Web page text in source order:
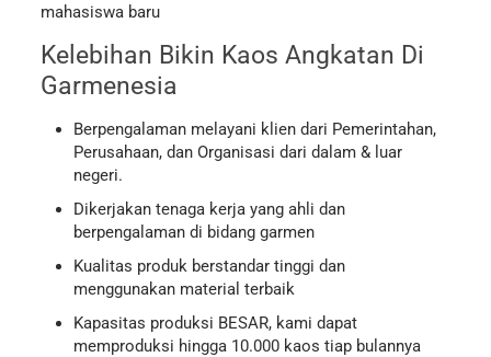
mahasiswa baru
Kelebihan Bikin Kaos Angkatan Di
Garmenesia
Berpengalaman melayani klien dari Pemerintahan,
Perusahaan, dan Organisasi dari dalam & luar
negeri.
Dikerjakan tenaga kerja yang ahli dan
berpengalaman di bidang garmen
Kualitas produk berstandar tinggi dan
menggunakan material terbaik
Kapasitas produksi BESAR, kami dapat
memproduksi hingga 10.000 kaos tiap bulannya